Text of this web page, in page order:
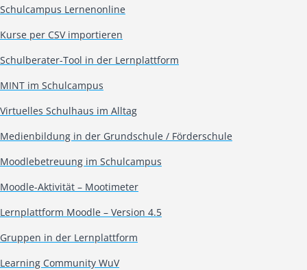
Schulcampus Lernenonline
Kurse per CSV importieren
Schulberater-Tool in der Lernplattform
MINT im Schulcampus
Virtuelles Schulhaus im Alltag
Medienbildung in der Grundschule / Förderschule
Moodlebetreuung im Schulcampus
Moodle-Aktivität – Mootimeter
Lernplattform Moodle – Version 4.5
Gruppen in der Lernplattform
Learning Community WuV